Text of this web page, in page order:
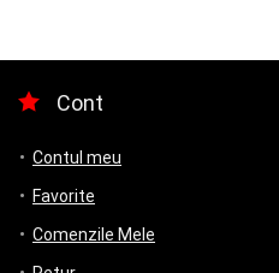
Cont
Contul meu
Favorite
Comenzile Mele